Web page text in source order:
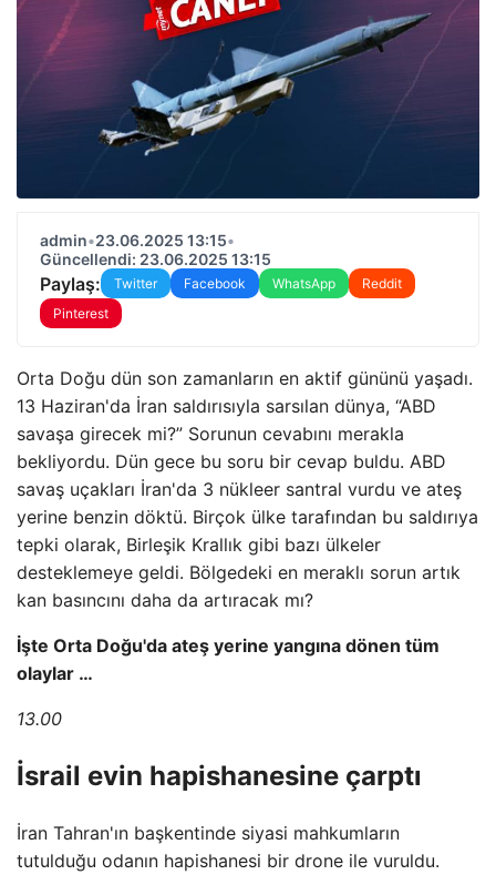
admin•23.06.2025 13:15•
Güncellendi: 23.06.2025 13:15
Paylaş: Twitter Facebook WhatsApp
Reddit
Pinterest
Orta Doğu dün son zamanların en aktif gününü yaşadı.
13 Haziran'da İran saldırısıyla sarsılan dünya, “ABD
savaşa girecek mi?” Sorunun cevabını merakla
bekliyordu. Dün gece bu soru bir cevap buldu. ABD
savaş uçakları İran'da 3 nükleer santral vurdu ve ateş
yerine benzin döktü. Birçok ülke tarafından bu saldırıya
tepki olarak, Birleşik Krallık gibi bazı ülkeler
desteklemeye geldi. Bölgedeki en meraklı sorun artık
kan basıncını daha da artıracak mı?
İşte Orta Doğu'da ateş yerine yangına dönen tüm
olaylar …
13.00
İsrail evin hapishanesine çarptı
İran Tahran'ın başkentinde siyasi mahkumların
tutulduğu odanın hapishanesi bir drone ile vuruldu.